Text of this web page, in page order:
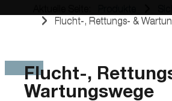
Flucht-, Rettungs- &
Flucht-,
Wartungswege